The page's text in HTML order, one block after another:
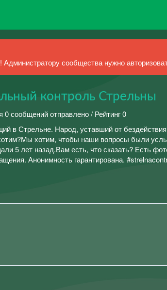
сообщества нужно
контроль Стрельны
0 сообщений отправлено / Рейтинг 0
в Стрельне. Народ, уставший от
хотим, чтобы наши вопросы были
5 лет назад.Вам есть, что сказать? Есть
Анонимность гарантирована.